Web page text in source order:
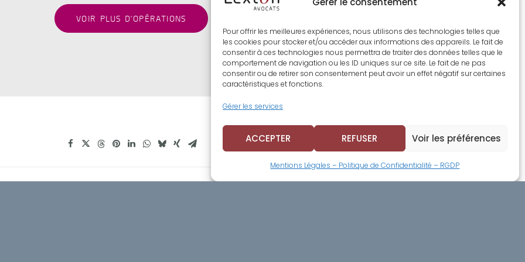
Pour offrir les meilleures expériences, nous utilisons des technologies telles que
les cookies pour stocker et/ou accéder aux informations des appareils. Le fait de
consentir à ces technologies nous permettra de traiter des données telles que le
comportement de navigation ou les ID uniques sur ce site. Le fait de ne pas
consentir ou de retirer son consentement peut avoir un effet négatif sur certaines
caractéristiques et fonctions.
Gérer les services
ACCEPTER REFUSER Voir les préférences
Mentions Légales – Politique de Confidentialité – RGDP
VOIR PLUS D'OPÉRATIONS